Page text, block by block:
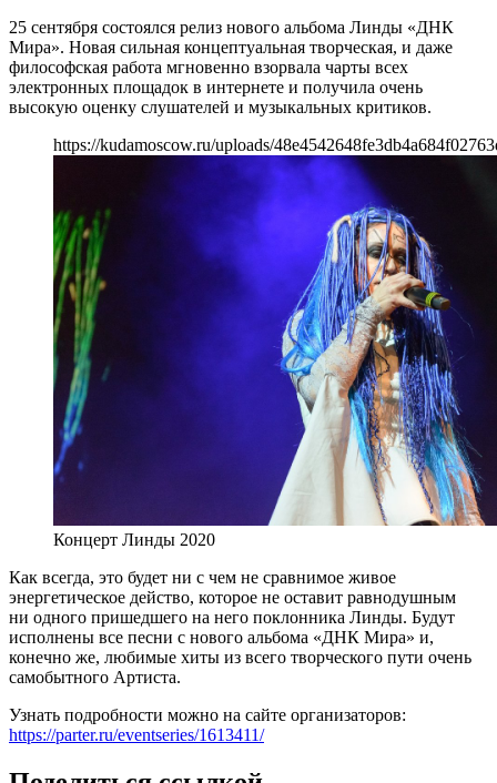
25 сентября состоялся релиз нового альбома Линды «ДНК
Мира». Новая сильная концептуальная творческая, и даже
философская работа мгновенно взорвала чарты всех
электронных площадок в интернете и получила очень
высокую оценку слушателей и музыкальных критиков.
https://kudamoscow.ru/uploads/
Концерт Линды 2020
Как всегда, это будет ни с чем не сравнимое живое
энергетическое действо, которое не оставит равнодушным
ни одного пришедшего на него поклонника Линды. Будут
исполнены все песни с нового альбома «ДНК Мира» и,
конечно же, любимые хиты из всего творческого пути очень
самобытного Артиста.
Узнать подробности можно на сайте организаторов:
https://parter.ru/eventseries/1613411/